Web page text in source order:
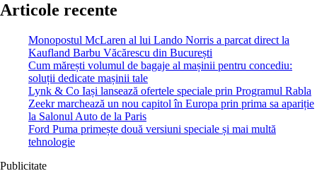
Articole recente
Monopostul McLaren al lui Lando Norris a parcat direct la
Kaufland Barbu Văcărescu din București
Cum mărești volumul de bagaje al mașinii pentru concediu:
soluții dedicate mașinii tale
Lynk & Co Iași lansează ofertele speciale prin Programul Rabla
Zeekr marchează un nou capitol în Europa prin prima sa apariție
la Salonul Auto de la Paris
Ford Puma primește două versiuni speciale și mai multă
tehnologie
Publicitate